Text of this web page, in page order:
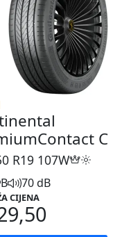
C
R19 107W
B 70 dB
CIJENA